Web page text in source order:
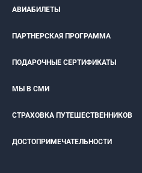
АВИАБИЛЕТЫ
ПАРТНЕРСКАЯ ПРОГРАММА
ПОДАРОЧНЫЕ СЕРТИФИКАТЫ
МЫ В СМИ
СТРАХОВКА ПУТЕШЕСТВЕННИКОВ
ДОСТОПРИМЕЧАТЕЛЬНОСТИ